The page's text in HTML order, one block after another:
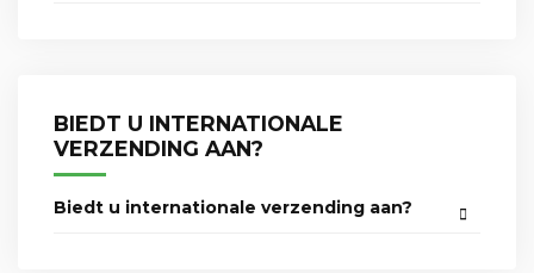
BIEDT U INTERNATIONALE
VERZENDING AAN?
Biedt u internationale verzending aan?